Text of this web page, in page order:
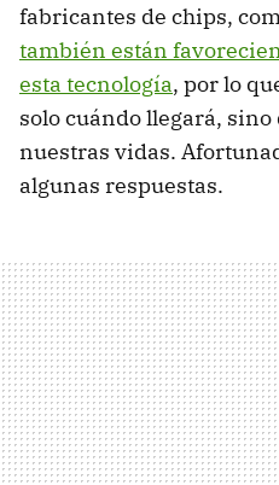
fabricantes de chips,
también están
esta tecnología, por lo
solo cuándo llegará,
nuestras vidas.
algunas respuestas.